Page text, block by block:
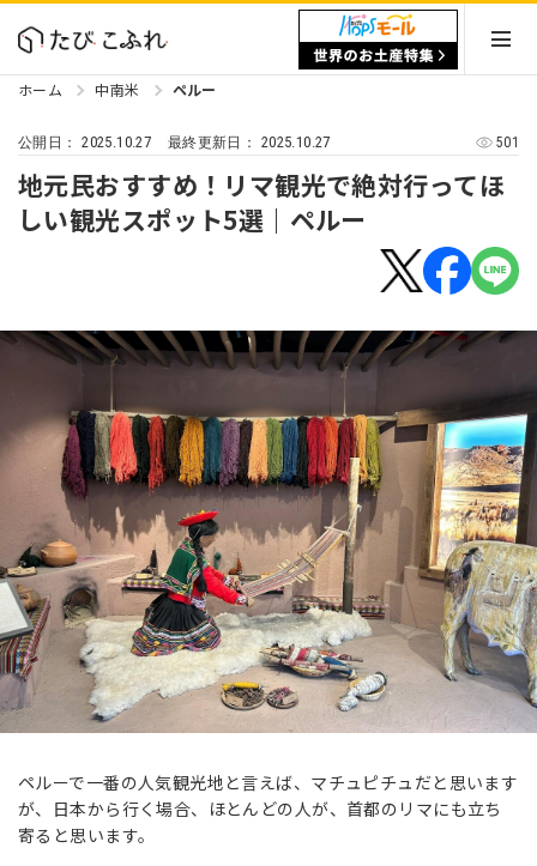
ホーム 中南米 ペルー
公開日：2025.10.27 最終更新日： 2025.10.27 501
地元民おすすめ！リマ観光で絶対行ってほ
しい観光スポット5選｜ペルー
ペルーで一番の人気観光地と言えば、マチュピチュだと思います
が、日本から行く場合、ほとんどの人が、首都のリマにも立ち
寄ると思います。